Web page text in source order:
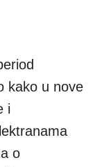
kako u nove
i
o